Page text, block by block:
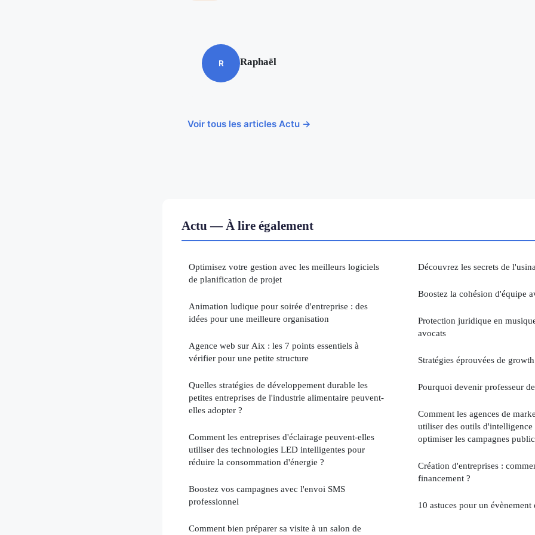
R Raphaël
Voir tous les articles Actu →
Actu — À lire également
Optimisez votre gestion avec les meilleurs logiciels
de planification de projet
Animation ludique pour soirée d'entreprise : des
idées pour une meilleure organisation
Agence web sur Aix : les 7 points essentiels à
vérifier pour une petite structure
Quelles stratégies de développement durable les
petites entreprises de l'industrie alimentaire peuvent-
elles adopter ?
Comment les entreprises d'éclairage peuvent-elles
utiliser des technologies LED intelligentes pour
réduire la consommation d'énergie ?
Boostez vos campagnes avec l'envoi SMS
professionnel
Comment bien préparer sa visite à un salon de
Découvrez les secrets de
Boostez la cohésion d'équipe
Protection juridique en
avocats
Stratégies éprouvées de
Pourquoi devenir professeur
Comment les agences de
utiliser des outils
optimiser les campagnes
Création d'entreprises :
financement ?
10 astuces pour un évènement